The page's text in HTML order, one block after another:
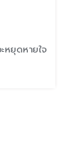
หยุดหายใจ